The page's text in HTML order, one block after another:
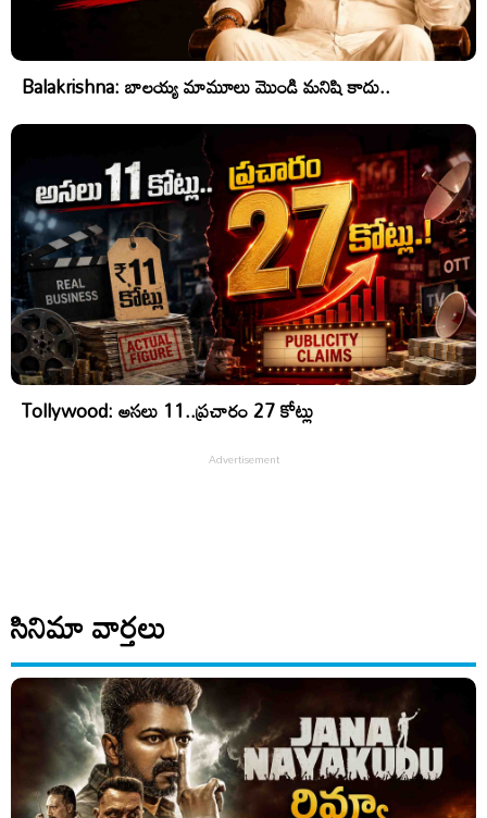
Balakrishna: బాలయ్య మామూలు మొండి మనిషి కాదు..
Tollywood: అసలు 11..ప్రచారం 27 కోట్లు
సినిమా వార్తలు